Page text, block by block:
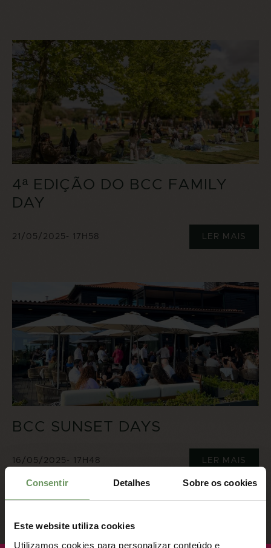
Consentir Detalhes Sobre os cookies
Este website utiliza cookies
Utilizamos cookies para personalizar conteúdo e
4ª EDIÇÃO DO BCC FAMILY
DAY
21/05/2025 - 17H58 LER MAIS
BCC SUNSET DAYS
16/05/2025 - 17H48 LER MAIS